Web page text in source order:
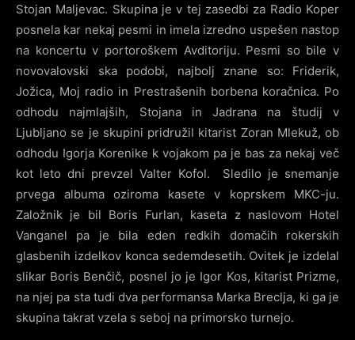
Stojan Maljevac. Skupina je v tej zasedbi za Radio Koper
posnela kar nekaj pesmi in imela izredno uspešen nastop
na koncertu v portoroškem Avditoriju. Pesmi so bile v
novovalovski ska podobi, najbolj znane so: Friderik,
Jožica, Moj radio in Prestrašenih borbena koračnica. Po
odhodu najmlajših, Stojana in Jadrana na študij v
Ljubljano se je skupini pridružil kitarist Zoran Mlekuž, ob
odhodu Igorja Korenike k vojakom pa je bas za nekaj več
kot leto dni prevzel Valter Kofol. Sledilo je snemanje
prvega albuma oziroma kasete v koprskem MKC-ju.
Založnik je bil Boris Furlan, kaseta z naslovom Hotel
Vanganel pa je bila eden redkih domačih rokerskih
glasbenih izdelkov konca sedemdesetih. Ovitek je izdelal
slikar Boris Benčič, posnel jo je Igor Kos, kitarist Prizme,
na njej pa sta tudi dva performansa Marka Breclja, ki ga je
skupina takrat vzela s seboj na primorsko turnejo.